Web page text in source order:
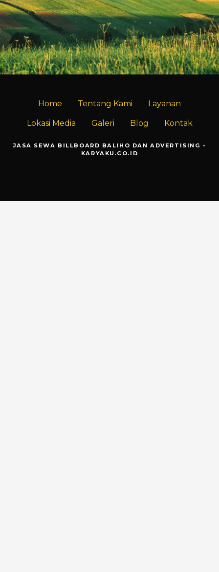
Home Tentang Kami Layanan
Lokasi Media Galeri Blog Kontak
JASA SEWA BILLBOARD BALIHO DAN ADVERTISING -
KARYAKU.CO.ID